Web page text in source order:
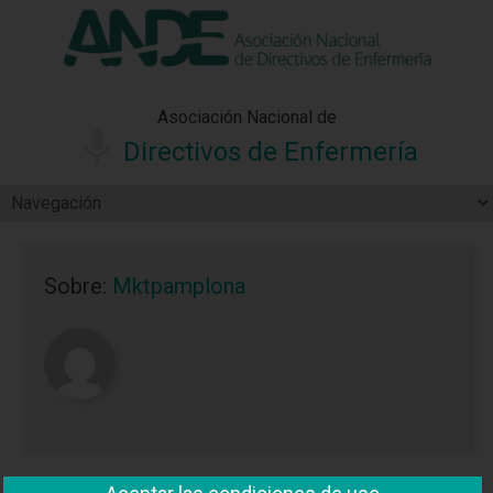
"Ver política"
Asociación Nacional de
Directivos de Enfermería
Sobre: Mktpamplona